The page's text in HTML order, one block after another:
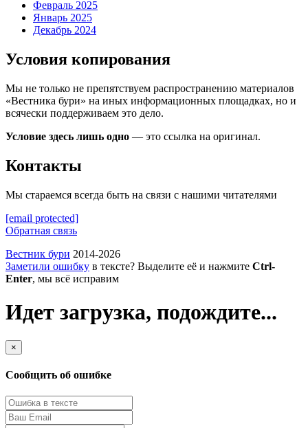
Февраль 2025
Январь 2025
Декабрь 2024
Условия копирования
Мы не только не препятствуем распространению материалов
«Вестника бури» на иных информационных площадках, но и
всячески поддерживаем это дело.
Условие здесь лишь одно — это ссылка на оригинал.
Контакты
Мы стараемся всегда быть на связи с нашими читателями
[email protected]
Обратная связь
Вестник бури 2014-2026
Заметили ошибку в тексте? Выделите её и нажмите Ctrl-
Enter, мы всё исправим
Идет загрузка, подождите...
×
Сообщить об ошибке